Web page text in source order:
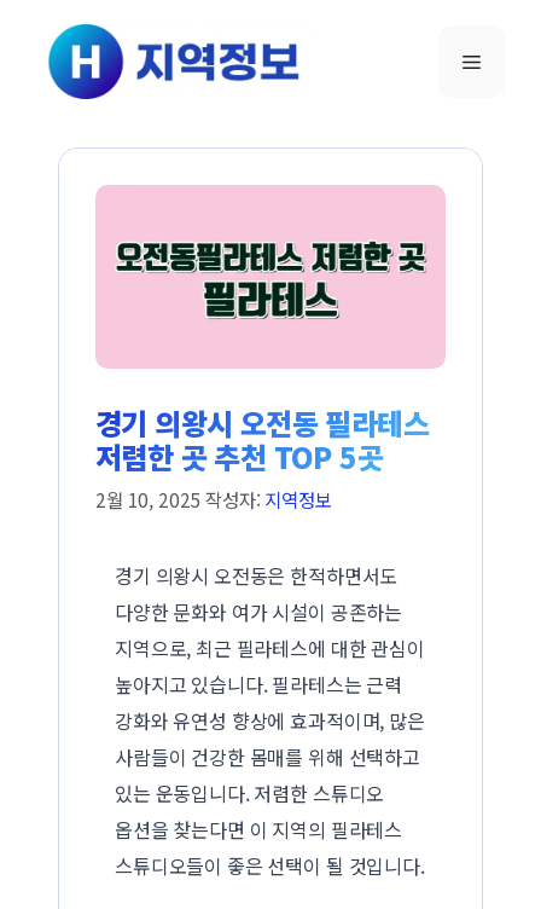
건너뛰기
메뉴
경기 의왕시 오전동 필라테스
저렴한 곳 추천 TOP 5곳
2월 10, 2025 작성자: 지역정보
경기 의왕시 오전동은 한적하면서도
다양한 문화와 여가 시설이 공존하는
지역으로, 최근 필라테스에 대한 관심이
높아지고 있습니다. 필라테스는 근력
강화와 유연성 향상에 효과적이며, 많은
사람들이 건강한 몸매를 위해 선택하고
있는 운동입니다. 저렴한 스튜디오
옵션을 찾는다면 이 지역의 필라테스
스튜디오들이 좋은 선택이 될 것입니다.